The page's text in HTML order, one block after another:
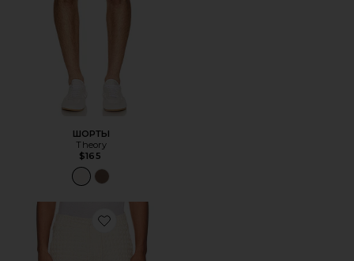
ШОРТЫ
Theory
$165
Favorite ШОРТЫ